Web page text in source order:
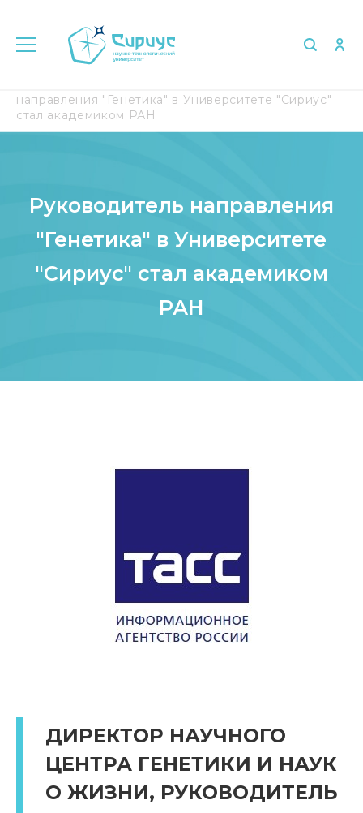
направления "Генетика" в Университете "Сириус"
стал академиком РАН
Руководитель направления
"Генетика" в Университете
"Сириус" стал академиком
РАН
ДИРЕКТОР НАУЧНОГО
ЦЕНТРА ГЕНЕТИКИ И НАУК
О ЖИЗНИ, РУКОВОДИТЕЛЬ